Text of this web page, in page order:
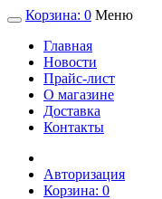
Корзина: 0 Меню
Главная
Новости
Прайс-лист
О магазине
Доставка
Контакты
Авторизация
Корзина: 0